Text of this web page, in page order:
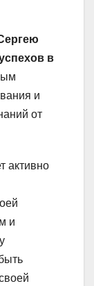
в
и
от
активно
и